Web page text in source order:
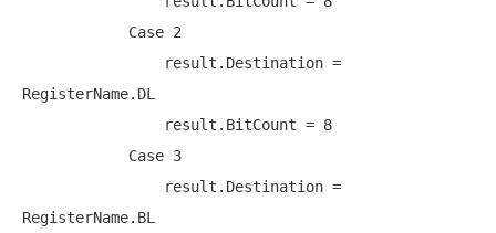
Case 2
RegisterName.DL
Case 3
RegisterName.BL